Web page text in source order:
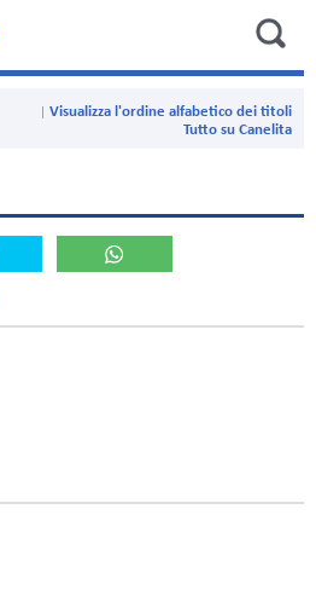
Visualizza l'ordine alfabetico dei titoli
Tutto su Canelita